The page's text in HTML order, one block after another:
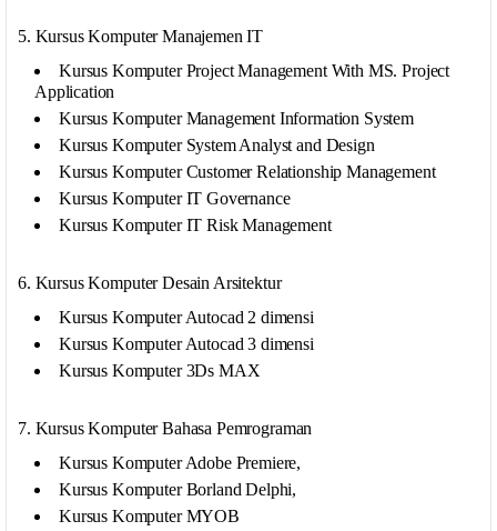
5. Kursus Komputer Manajemen IT
Kursus Komputer Project Management With MS. Project
Application
Kursus Komputer Management Information System
Kursus Komputer System Analyst and Design
Kursus Komputer Customer Relationship Management
Kursus Komputer IT Governance
Kursus Komputer IT Risk Management
6. Kursus Komputer Desain Arsitektur
Kursus Komputer Autocad 2 dimensi
Kursus Komputer Autocad 3 dimensi
Kursus Komputer 3Ds MAX
7. Kursus Komputer Bahasa Pemrograman
Kursus Komputer Adobe Premiere,
Kursus Komputer Borland Delphi,
Kursus Komputer MYOB